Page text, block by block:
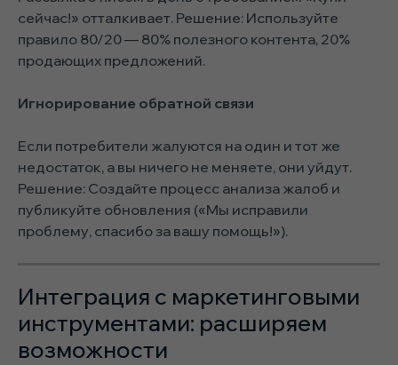
сейчас!» отталкивает. Решение: Используйте
правило 80/20 — 80% полезного контента, 20%
продающих предложений.
Игнорирование обратной связи
Если потребители жалуются на один и тот же
недостаток, а вы ничего не меняете, они уйдут.
Решение: Создайте процесс анализа жалоб и
публикуйте обновления («Мы исправили
проблему, спасибо за вашу помощь!»).
Интеграция с маркетинговыми
инструментами: расширяем
возможности